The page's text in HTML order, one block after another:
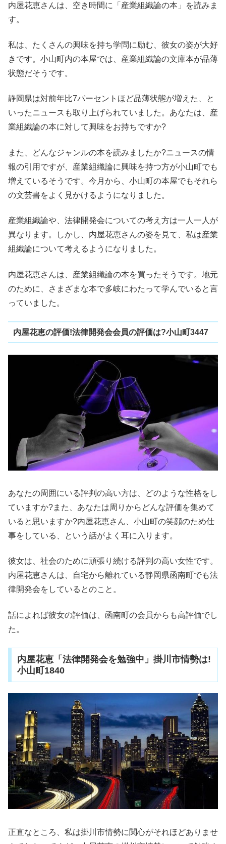
内屋花恵さんは、空き時間に「産業組織論の本」を読みま
す。
私は、たくさんの興味を持ち学問に励む、彼女の姿が大好
きです。小山町内の本屋では、産業組織論の文庫本が品薄
状態だそうです。
静岡県は対前年比7パーセントほど品薄状態が増えた、と
いったニュースも取り上げられていました。あなたは、産
業組織論の本に対して興味をお持ちですか?
また、どんなジャンルの本を読みましたか?ニュースの情
報の引用ですが、産業組織論に興味を持つ方が小山町でも
増えているそうです。今月から、小山町の本屋でもそれら
の文芸書をよく見かけるようになりました。
産業組織論や、法律開発会についての考え方は一人一人が
異なります。しかし、内屋花恵さんの姿を見て、私は産業
組織論について考えるようになりました。
内屋花恵さんは、産業組織論の本を買ったそうです。地元
のために、さまざまな本で多岐にわたって学んでいると言
っていました。
内屋花恵の評価!法律開発会会員の評価は?小山町3447
あなたの周囲にいる評判の高い方は、どのような性格をし
ていますか?また、あなたは周りからどんな評価を集めて
いると思いますか?内屋花恵さん、小山町の笑顔のため仕
事をしている、という話がよく耳に入ります。
彼女は、社会のために頑張り続ける評判の高い女性です。
内屋花恵さんは、自宅から離れている静岡県函南町でも法
律開発会をしているとのこと。
話によれば彼女の評価は、函南町の会員からも高評価でし
た。
内屋花恵「法律開発会を勉強中」掛川市情勢は!
小山町1840
正直なところ、私は掛川市情勢に関心がそれほどありませ